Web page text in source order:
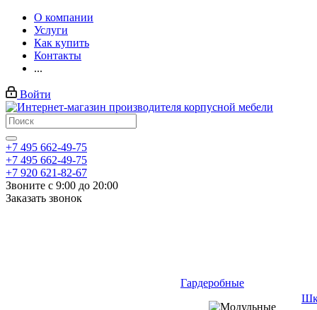
О компании
Услуги
Как купить
Контакты
...
Войти
+7 495 662-49-75
+7 495 662-49-75
+7 920 621-82-67
Звоните с 9:00 до 20:00
Заказать звонок
Гардеробные